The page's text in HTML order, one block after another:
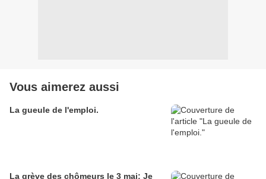
Vous aimerez aussi
La gueule de l'emploi.
La grève des chômeurs le 3 mai: Je